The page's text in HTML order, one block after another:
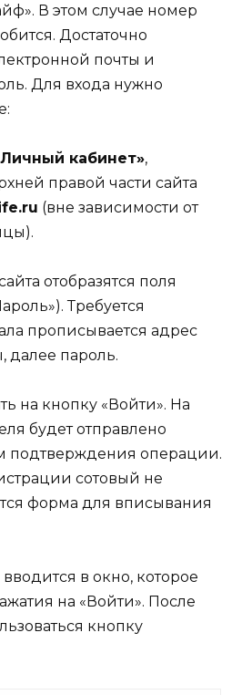
В этом случае номер
Достаточно
почты и
Для входа нужно
кабинет»,
правой части сайта
(вне зависимости от
отобразятся поля
Требуется
прописывается адрес
далее пароль.
на кнопку «Войти». На
будет отправлено
подтверждения операции.
сотовый не
форма для вписывания
в окно, которое
на «Войти». После
кнопку